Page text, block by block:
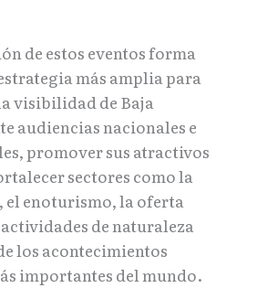
de estos eventos forma
más amplia para
visibilidad de Baja
audiencias nacionales e
promover sus atractivos
sectores como la
el enoturismo, la oferta
de naturaleza
los acontecimientos
importantes del mundo.